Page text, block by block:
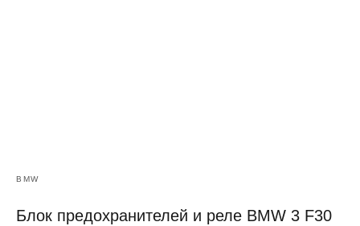
BMW
Блок предохранителей и реле BMW 3 F30